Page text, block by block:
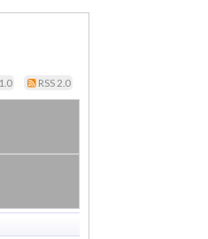
RSS 2.0